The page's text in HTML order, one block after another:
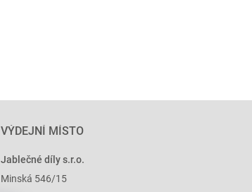
VÝDEJNÍ MÍSTO
Jablečné díly s.r.o.
Minská 546/15